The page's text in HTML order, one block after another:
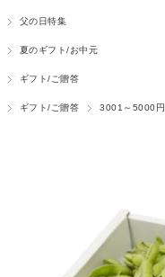
父の日特集
夏のギフト/お中元
ギフト/ご贈答
ギフト/ご贈答 3001～5000円